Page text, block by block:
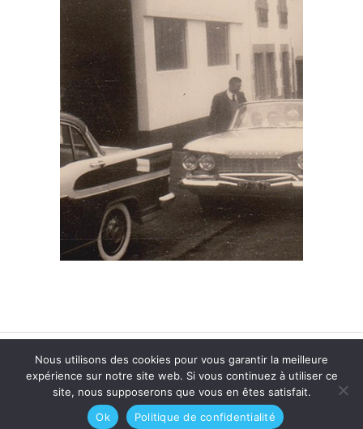
© 2026Biographies de Bretagne| Réalisé parOffpix
Communication |
Mentions légales
SARL SCIC CHRYSALIDE - siret n° 443 903 562 00041
Nous utilisons des cookies pour vous garantir la meilleure
expérience sur notre site web. Si vous continuez à utiliser ce
site, nous supposerons que vous en êtes satisfait.
Ok
Politique de confidentialité